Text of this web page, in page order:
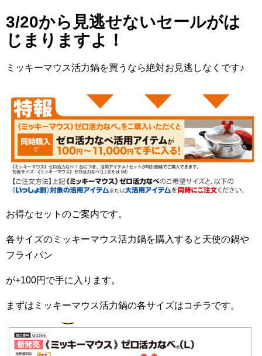
3/20から見逃せないセールがは
じまりますよ！
ミッキーマウス活力鍋を買うなら絶対お見逃しなくです♪
お得なセットのご案内です。
各サイズのミッキーマウス活力鍋を購入すると天使の鍋や
フライパン
が+100円で手に入ります。
まずはミッキーマウス活力鍋の各サイズはコチラです。